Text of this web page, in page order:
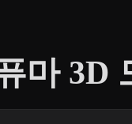
마 3D